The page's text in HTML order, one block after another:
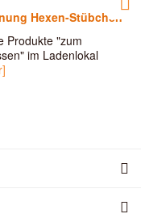
Hexen-Stübchen
Produkte "zum
im Ladenlokal